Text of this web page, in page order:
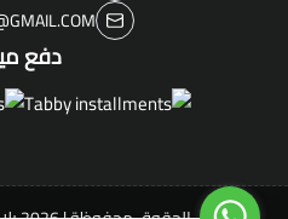
دفع